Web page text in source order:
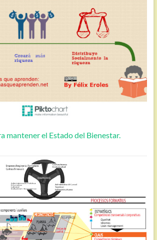
mantener el Estado del Bienestar.